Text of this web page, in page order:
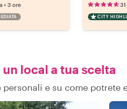
• 3 ore
CITY
un local a tua scelta
e su come potrete